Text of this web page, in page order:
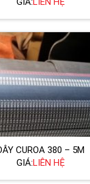
CUROA 380 – 5M
GIÁ:LIÊN HỆ